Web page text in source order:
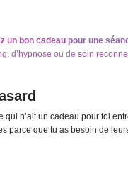
un bon cadeau pour une
, d’ hypnose ou de soin
qui n’ait un cadeau pour toi
parce que tu as besoin de